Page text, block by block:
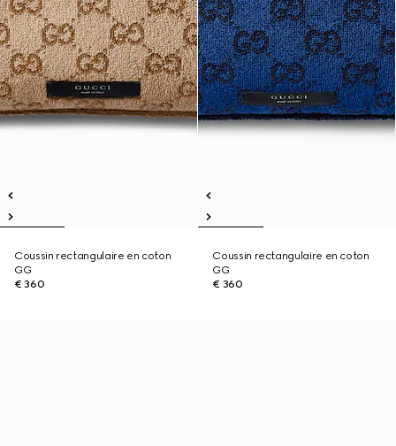
Coussin rectangulaire en coton
GG
€ 360
Coussin rectangulaire en coton
GG
€ 360